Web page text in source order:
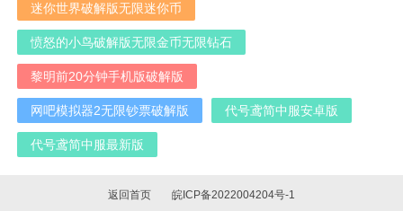
迷你世界破解版无限迷你币
愤怒的小鸟破解版无限金币无限钻石
黎明前20分钟手机版破解版
网吧模拟器2无限钞票破解版 代号鸢简中服安卓版
代号鸢简中服最新版
返回首页 皖ICP备2022004204号-1